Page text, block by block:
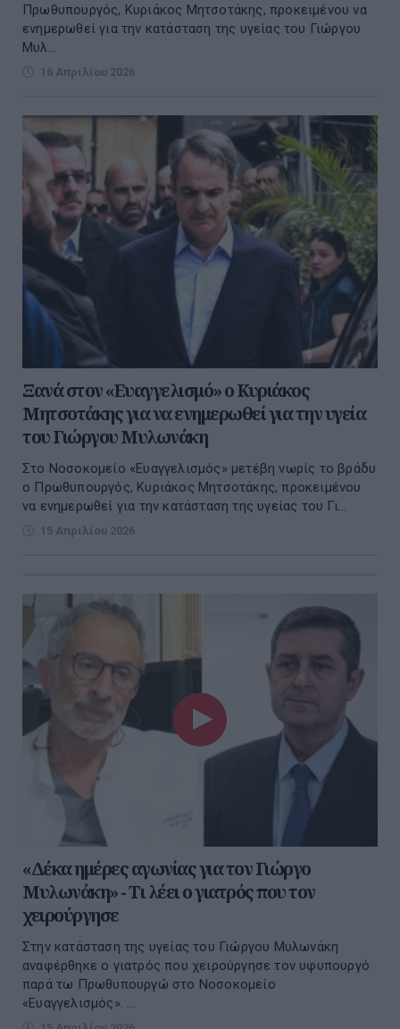
Πρωθυπουργός, Κυριάκος Μητσοτάκης, προκειμένου να
ενημερωθεί για την κατάσταση της υγείας του Γιώργου
Μυλ...
16 Απριλίου 2026
Ξανά στον «Ευαγγελισμό» ο Κυριάκος
Μητσοτάκης για να ενημερωθεί για την υγεία
του Γιώργου Μυλωνάκη
Στο Νοσοκομείο «Ευαγγελισμός» μετέβη νωρίς το βράδυ
ο Πρωθυπουργός, Κυριάκος Μητσοτάκης, προκειμένου
να ενημερωθεί για την κατάσταση της υγείας του Γι...
15 Απριλίου 2026
«Δέκα ημέρες αγωνίας για τον Γιώργο
Μυλωνάκη» - Τι λέει ο γιατρός που τον
χειρούργησε
Στην κατάσταση της υγείας του Γιώργου Μυλωνάκη
αναφέρθηκε ο γιατρός που χειρούργησε τον υφυπουργό
παρά τω Πρωθυπουργώ στο Νοσοκομείο
«Ευαγγελισμός». ...